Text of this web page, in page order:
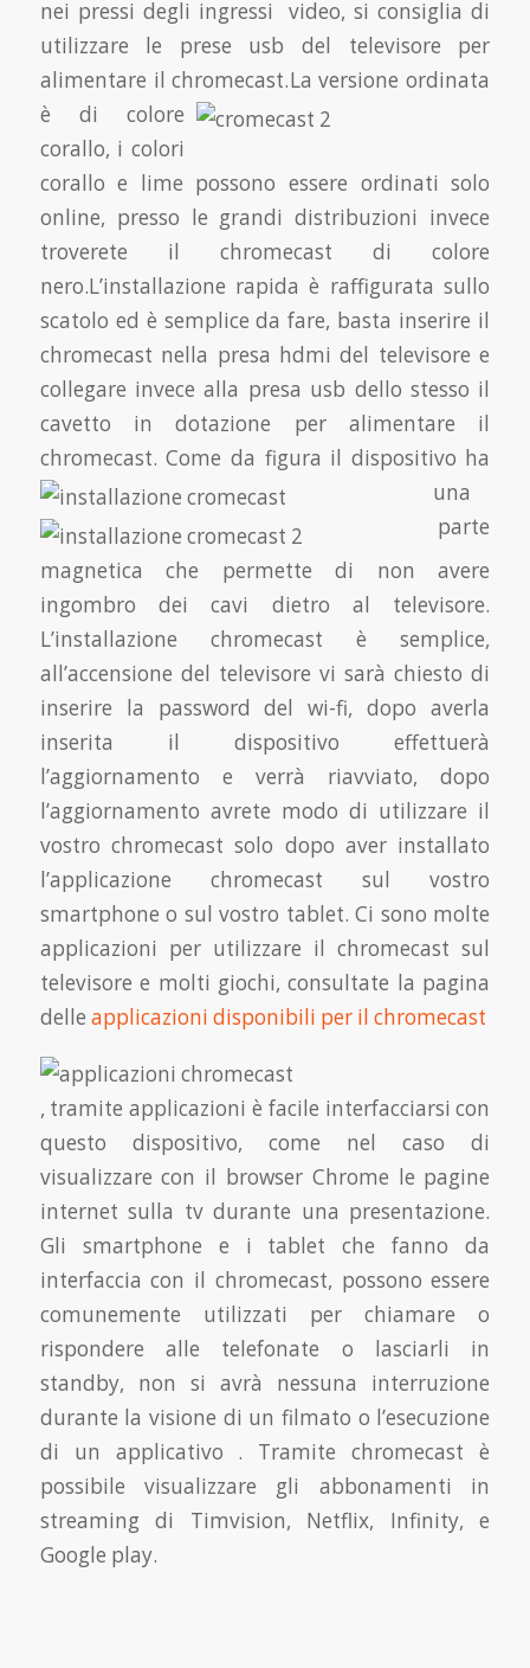
nei pressi degli ingressi video, si consiglia di
utilizzare le prese usb del televisore per
alimentare il chromecast.La versione ordinata
è di colore
corallo, i colori
corallo e lime possono essere ordinati solo
online, presso le grandi distribuzioni invece
troverete il chromecast di colore
nero.L’installazione rapida è raffigurata sullo
scatolo ed è semplice da fare, basta inserire il
chromecast nella presa hdmi del televisore e
collegare invece alla presa usb dello stesso il
cavetto in dotazione per alimentare il
chromecast.Come da figura il dispositivo ha
una
parte
magnetica che permette di non avere
ingombro dei cavi dietro al televisore.
L’installazione chromecast è semplice,
all’accensione del televisore vi sarà chiesto di
inserire la password del wi-fi, dopo averla
inserita il dispositivo effettuerà
l’aggiornamento e verrà riavviato, dopo
l’aggiornamento avrete modo di utilizzare il
vostro chromecast solo dopo aver installato
l’applicazione chromecast sul vostro
smartphone o sul vostro tablet. Ci sono molte
applicazioni per utilizzare il chromecast sul
televisore e molti giochi, consultate la pagina
delle applicazioni disponibili per il chromecast
, tramite applicazioni è facile interfacciarsi con
questo dispositivo, come nel caso di
visualizzare con il browser Chrome le pagine
internet sulla tv durante una presentazione.
Gli smartphone e i tablet che fanno da
interfaccia con il chromecast, possono essere
comunemente utilizzati per chiamare o
rispondere alle telefonate o lasciarli in
standby, non si avrà nessuna interruzione
durante la visione di un filmato o l’esecuzione
di un applicativo . Tramite chromecast è
possibile visualizzare gli abbonamenti in
streaming di Timvision, Netflix, Infinity, e
Google play.